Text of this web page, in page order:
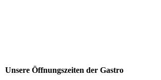
Unsere Öffnungszeiten der Gastro